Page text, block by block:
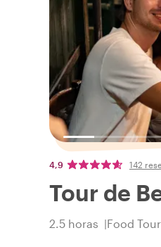
4,9 142
Tour de
2.5 horas Food